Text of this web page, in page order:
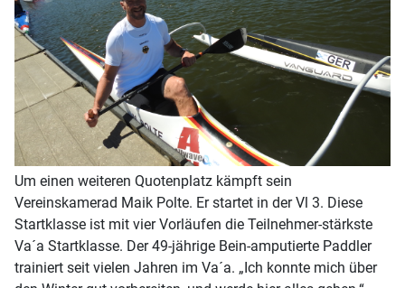
Um einen weiteren Quotenplatz kämpft sein
Vereinskamerad Maik Polte. Er startet in der Vl 3. Diese
Startklasse ist mit vier Vorläufen die Teilnehmer-stärkste
Va´a Startklasse. Der 49-jährige Bein-amputierte Paddler
trainiert seit vielen Jahren im Va´a. „Ich konnte mich über